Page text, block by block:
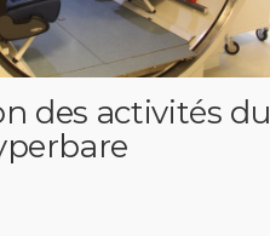
des activités du